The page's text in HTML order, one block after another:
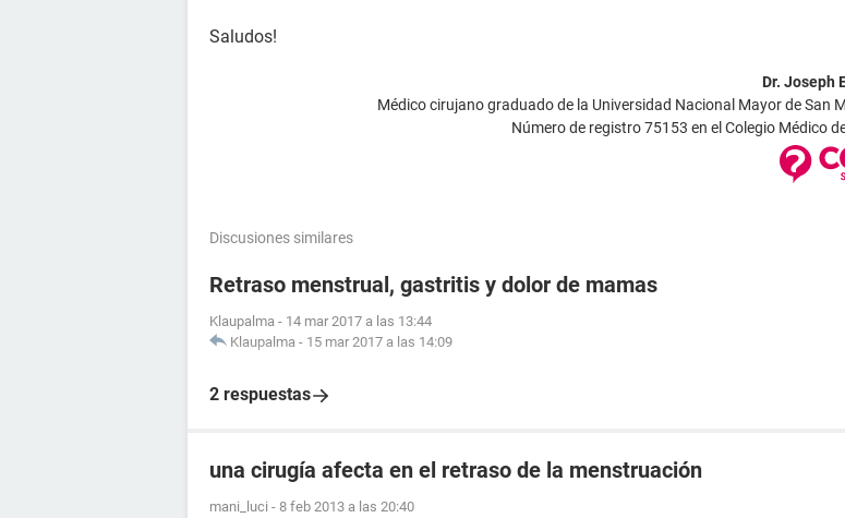
Saludos!
Dr. Joseph
Médico cirujano graduado de la Universidad Nacional Mayor de San
Número de registro 75153 en el Colegio Médico
Discusiones similares
Retraso menstrual, gastritis y dolor de mamas
Klaupalma - 14 mar 2017 a las 13:44
Klaupalma - 15 mar 2017 a las 14:09
2 respuestas
una cirugía afecta en el retraso de la menstruación
mani_luci - 8 feb 2013 a las 20:40